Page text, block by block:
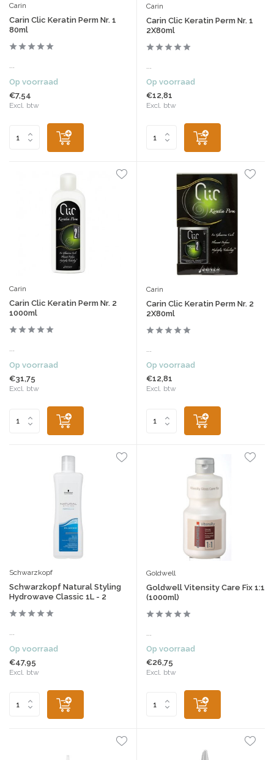
Carin
Carin Clic Keratin Perm Nr. 1
80ml
Op voorraad
€7,54
Excl. btw
Carin
Carin Clic Keratin Perm Nr. 1
2X80ml
Op voorraad
€12,81
Excl. btw
Carin
Carin Clic Keratin Perm Nr. 2
1000ml
...
Op voorraad
€31,75
Excl. btw
Carin
Carin Clic Keratin Perm Nr. 2
2X80ml
...
Op voorraad
€12,81
Excl. btw
Schwarzkopf
Schwarzkopf Natural Styling
Hydrowave Classic 1L - 2
...
Op voorraad
€47,95
Excl. btw
Goldwell
Goldwell Vitensity Care Fix 1:1
(1000ml)
Op voorraad
€26,75
Excl. btw